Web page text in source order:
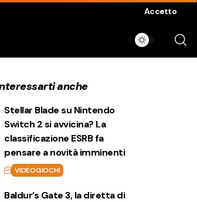
Accetto
anche
Stellar Blade su Nintendo
Switch 2 si avvicina? La
classificazione ESRB fa
pensare a novità imminenti
VIDEOGIOCHI
Baldur’s Gate 3, la diretta di